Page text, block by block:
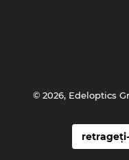
© 2026, Edeloptics